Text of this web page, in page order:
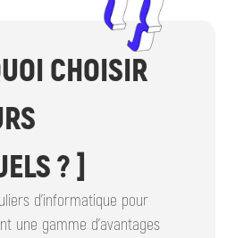
CHOISIR
? ]
d'informatique pour
une gamme d'avantages